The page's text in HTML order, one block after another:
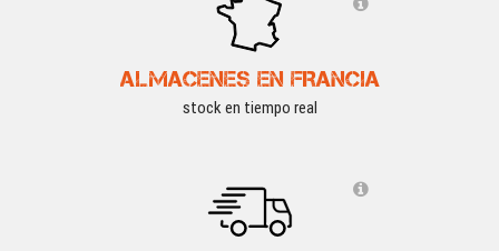
ALMACENES EN FRANCIA
stock en tiempo real